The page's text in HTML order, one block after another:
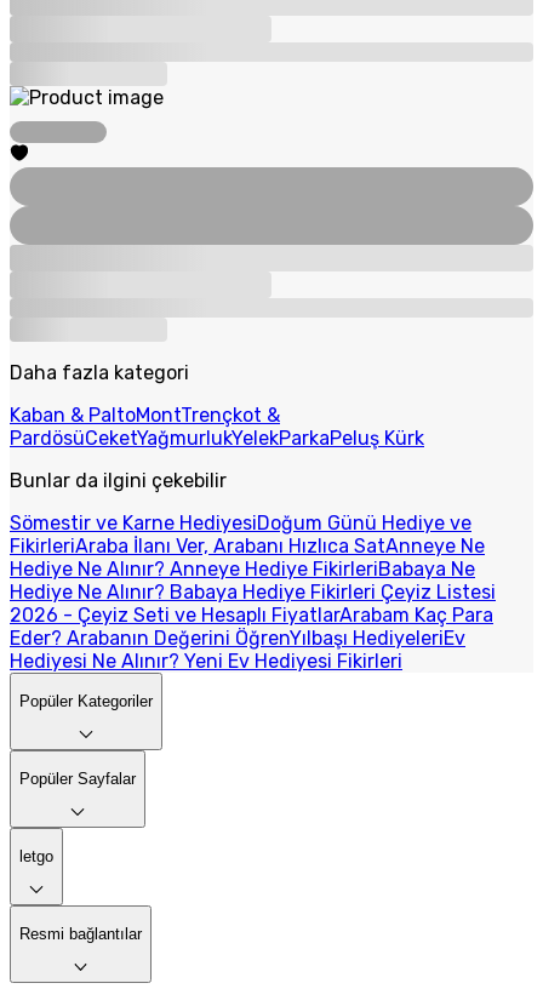
Daha fazla kategori
Kaban & PaltoMontTrençkot &
PardösüCeketYağmurlukYelekParkaPeluş Kürk
Bunlar da ilgini çekebilir
Sömestir ve Karne HediyesiDoğum Günü Hediye ve
FikirleriAraba İlanı Ver, Arabanı Hızlıca SatAnneye Ne
Hediye Ne Alınır? Anneye Hediye FikirleriBabaya Ne
Hediye Ne Alınır? Babaya Hediye Fikirleri Çeyiz Listesi
2026 - Çeyiz Seti ve Hesaplı FiyatlarArabam Kaç Para
Eder? Arabanın Değerini ÖğrenYılbaşı HediyeleriEv
Hediyesi Ne Alınır? Yeni Ev Hediyesi Fikirleri
Popüler Kategoriler
Popüler Sayfalar
letgo
Resmi bağlantılar